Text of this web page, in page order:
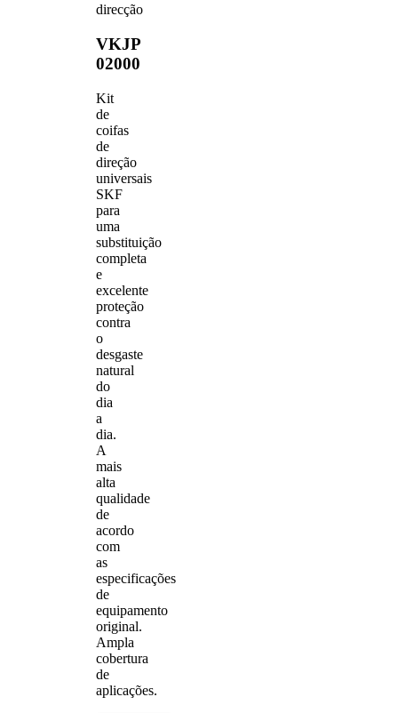
direcção
VKJP
02000
Kit
de
coifas
de
direção
universais
SKF
para
uma
substituição
completa
e
excelente
proteção
contra
o
desgaste
natural
do
dia
a
dia.
A
mais
alta
qualidade
de
acordo
com
as
especificações
de
equipamento
original.
Ampla
cobertura
de
aplicações.